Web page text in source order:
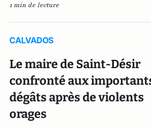
1 min de lecture
CALVADOS
Le maire de Saint-Désir
confronté aux
dégâts après de violents
orages